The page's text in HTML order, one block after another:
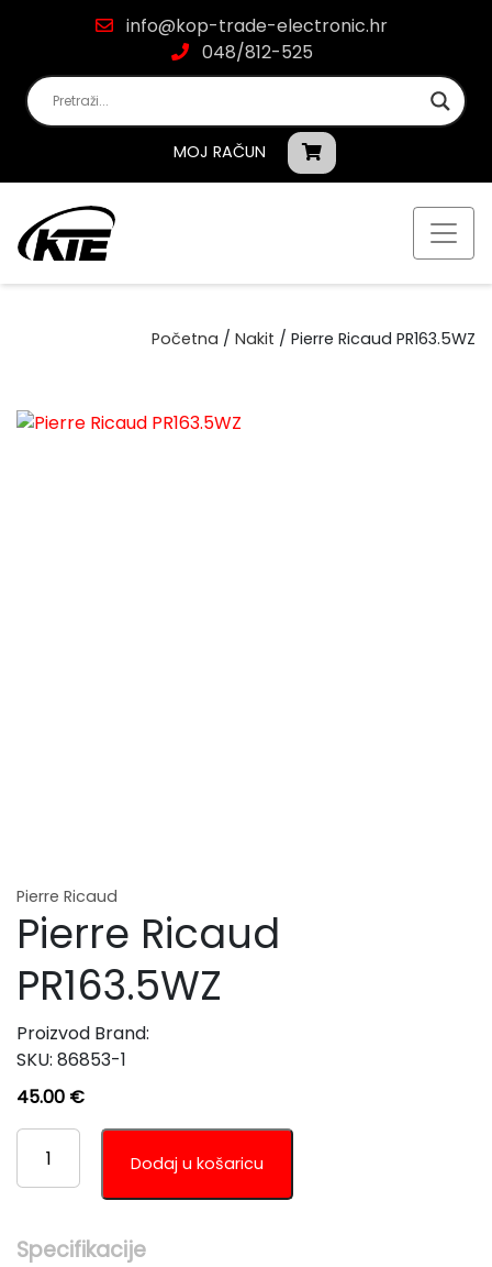
info@kop-trade-electronic.hr
048/812-525
MOJ RAČUN
Početna / Nakit / Pierre Ricaud PR163.5WZ
Pierre Ricaud
Pierre Ricaud
PR163.5WZ
SKU: 86853-1
Proizvod Brand:
45.00 €
PIERRE
RICAUD
PR163.5WZ
Dodaj u košaricu
Specifikacije